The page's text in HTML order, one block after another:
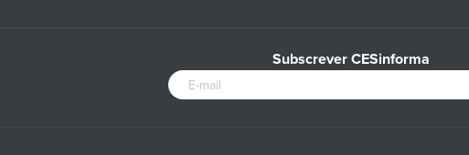
Subscrever CESinforma